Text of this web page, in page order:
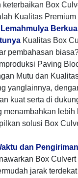
keterbaikan Box
Kualitas Premium
Kualitas Box
pembahasan
Paving
Mutu dan
yanglainnya,
kuat serta di
menambahkan lebih
solusi Box
dan
Box
jarak